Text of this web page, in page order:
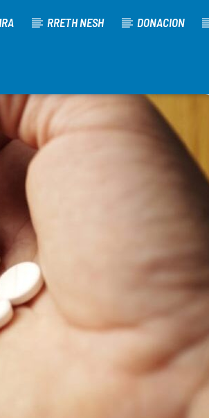
RRETH NESH DONACION